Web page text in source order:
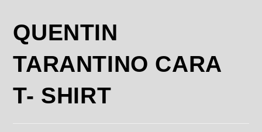
QUENTIN
TARANTINO CARA
T- SHIRT